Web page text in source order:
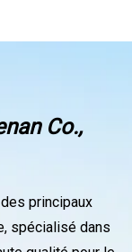
Co.,
principaux
spécialisé dans